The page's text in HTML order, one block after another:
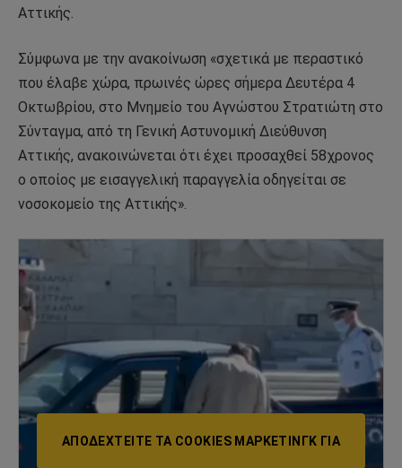
Αττικής.
Σύμφωνα με την ανακοίνωση «σχετικά με περαστικό
που έλαβε χώρα, πρωινές ώρες σήμερα Δευτέρα 4
Οκτωβρίου, στο Μνημείο του Αγνώστου Στρατιώτη στο
Σύνταγμα, από τη Γενική Αστυνομική Διεύθυνση
Αττικής, ανακοινώνεται ότι έχει προσαχθεί 58χρονος
ο οποίος με εισαγγελική παραγγελία οδηγείται σε
νοσοκομείο της Αττικής».
ΑΠΟΔΕΧΤΕΊΤΕ ΤΑ COOKIES ΜΆΡΚΕΤΙΝΓΚ ΓΙΑ